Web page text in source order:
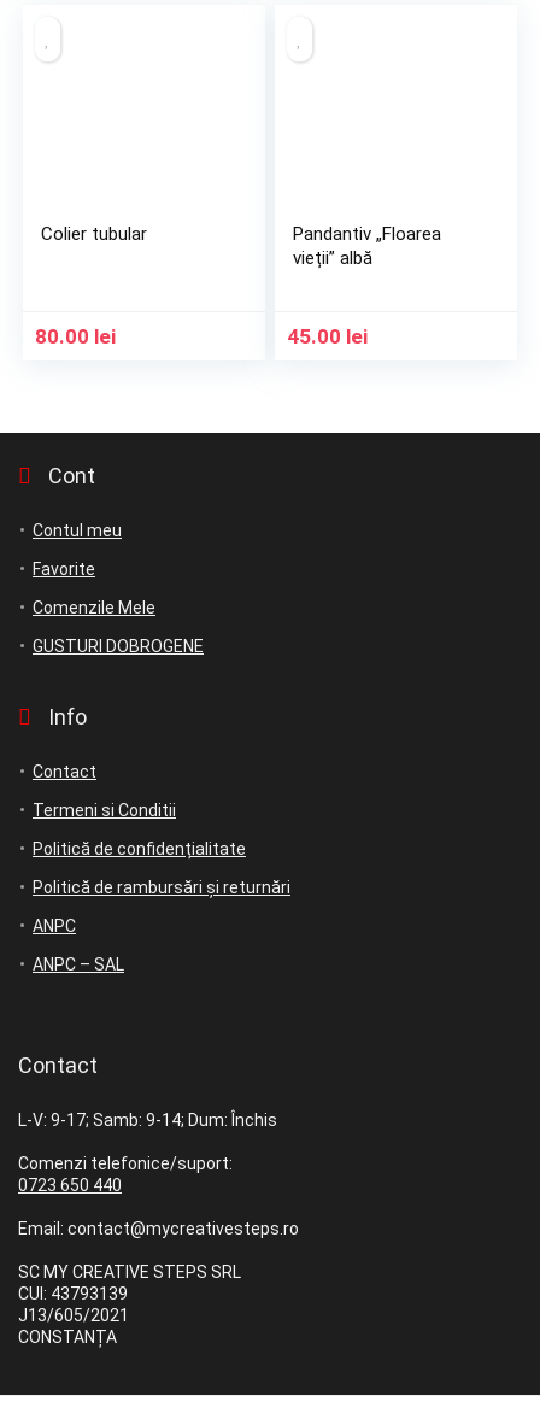
Colier tubular
80.00 lei
Pandantiv „Floarea
vieții” albă
45.00 lei
Cont
Contul meu
Favorite
Comenzile Mele
GUSTURI DOBROGENE
Info
Contact
Termeni si Conditii
Politică de confidențialitate
Politică de rambursări și returnări
ANPC
ANPC – SAL
Contact
L-V: 9-17; Samb: 9-14; Dum: Închis
Comenzi telefonice/suport:
0723 650 440
Email: contact@mycreativesteps.ro
SC MY CREATIVE STEPS SRL
CUI: 43793139
J13/605/2021
CONSTANȚA